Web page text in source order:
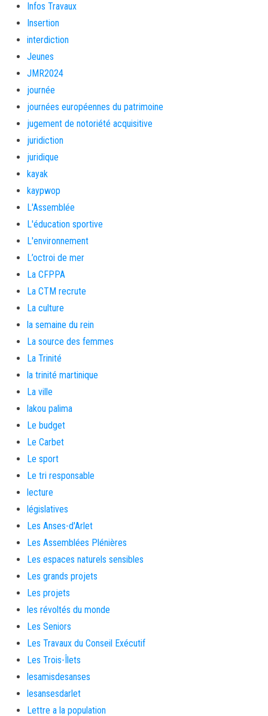
Infos Travaux
Insertion
interdiction
Jeunes
JMR2024
journée
journées européennes du patrimoine
jugement de notoriété acquisitive
juridiction
juridique
kayak
kaypwop
L'Assemblée
L'éducation sportive
L'environnement
L’octroi de mer
La CFPPA
La CTM recrute
La culture
la semaine du rein
La source des femmes
La Trinité
la trinité martinique
La ville
lakou palima
Le budget
Le Carbet
Le sport
Le tri responsable
lecture
législatives
Les Anses-d'Arlet
Les Assemblées Plénières
Les espaces naturels sensibles
Les grands projets
Les projets
les révoltés du monde
Les Seniors
Les Travaux du Conseil Exécutif
Les Trois-Îlets
lesamisdesanses
lesansesdarlet
Lettre a la population